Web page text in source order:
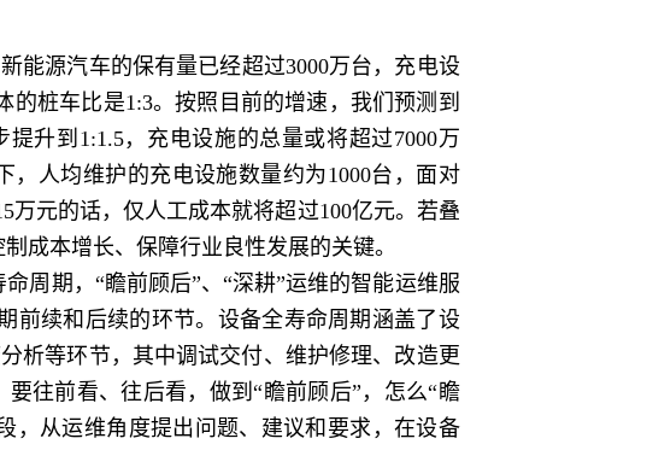
源汽车的保有量已经超过3000万台，充电设
桩车比是1:3。按照目前的增速，我们预测到
升到1:1.5，充电设施的总量或将超过7000万
人均维护的充电设施数量约为1000台，面对
万元的话，仅人工成本就将超过100亿元。若叠
成本增长、保障行业良性发展的关键。
期，“瞻前顾后”、“深耕”运维的智能运维服
前续和后续的环节。设备全寿命周期涵盖了设
析等环节，其中调试交付、维护修理、改造更
往前看、往后看，做到“瞻前顾后”，怎么“瞻
，从运维角度提出问题、建议和要求，在设备